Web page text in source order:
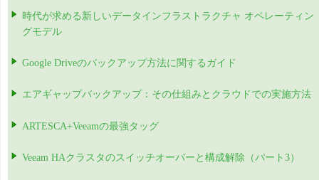
時代が求める新しいデータインフラストラクチャ オペレーティン
グモデル
Google Driveのバックアップ方法に関するガイド
エアギャップバックアップ：その仕組みとクラウドでの実施方法
ARTESCA+Veeamの最強タッグ
Veeam HAクラスタのスイッチオーバーと構成解除（パート3）